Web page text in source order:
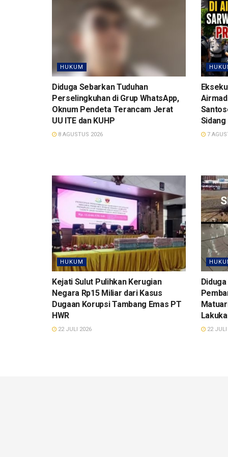
HUKUM
Diduga Sebarkan Tuduhan
Perselingkuhan di Grup WhatsApp,
Oknum Pendeta Terancam Jerat
UU ITE dan KUHP
8 AGUSTUS 2026
Sidang
7
HUKUM
Kejati Sulut Pulihkan Kerugian
Negara Rp15 Miliar dari Kasus
Dugaan Korupsi Tambang Emas PT
HWR
22 JULI 2026 22 JULI